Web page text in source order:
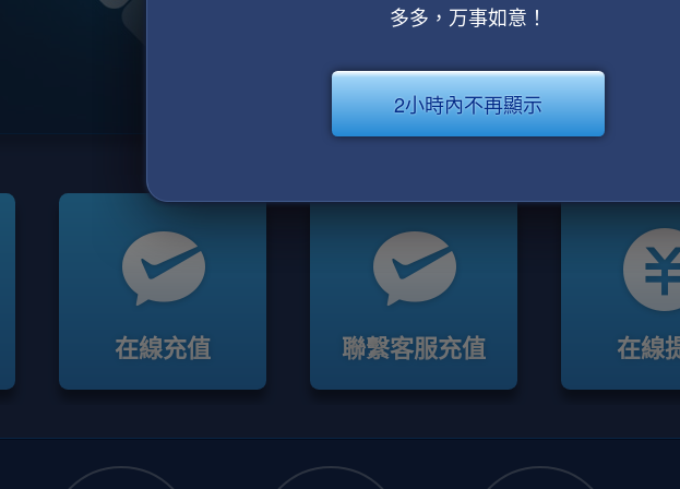
在線充值 聯繫客服充值 在線
多多，万事如意！
2小時內不再顯示